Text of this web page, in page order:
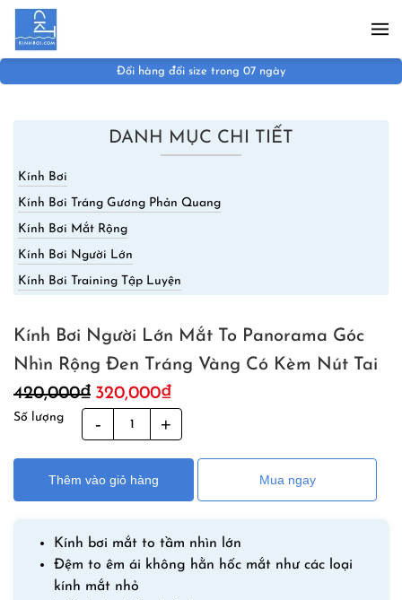
Skip to main content
Đổi hàng đổi size trong 07 ngày
DANH MỤC CHI TIẾT
Kính Bơi
Kính Bơi Tráng Gương Phản Quang
Kính Bơi Mắt Rộng
Kính Bơi Người Lớn
Kính Bơi Training Tập Luyện
Kính Bơi Người Lớn Mắt To Panorama Góc
Nhìn Rộng Đen Tráng Vàng Có Kèm Nút Tai
420,000₫ Giá
gốc
320,000₫Giá
hiện
Số lượng
Bơi
Người
Lớn
Mắt
Panorama
Góc
Nhìn
Thêm vào giỏ hàng Mua ngay
Kính bơi mắt to tầm nhìn lớn
Đệm to êm ái không hằn hốc mắt như các loại
kính mắt nhỏ